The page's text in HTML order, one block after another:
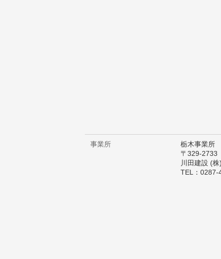
事業所
栃木事業所
〒329-2733
川田建設 (
TEL：